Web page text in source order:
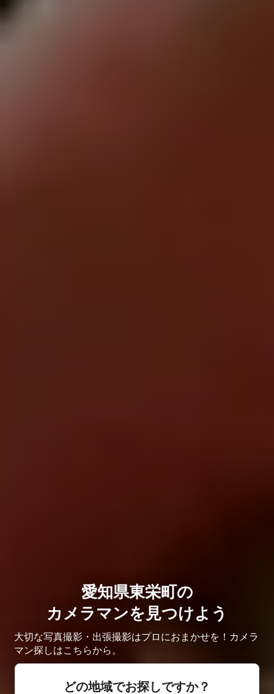
愛知県東栄町の
カメラマンを見つけよう
大切な写真撮影・出張撮影はプロにおまかせを！カメラ
マン探しはこちらから。
どの地域でお探しですか？